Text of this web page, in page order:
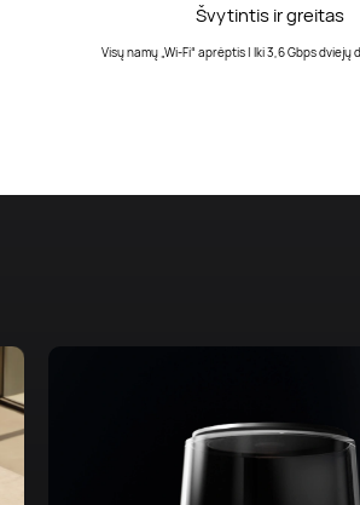
Švytintis ir greitas
Visų namų „Wi-Fi“ aprėptis | Iki 3,6 Gbps dviejų